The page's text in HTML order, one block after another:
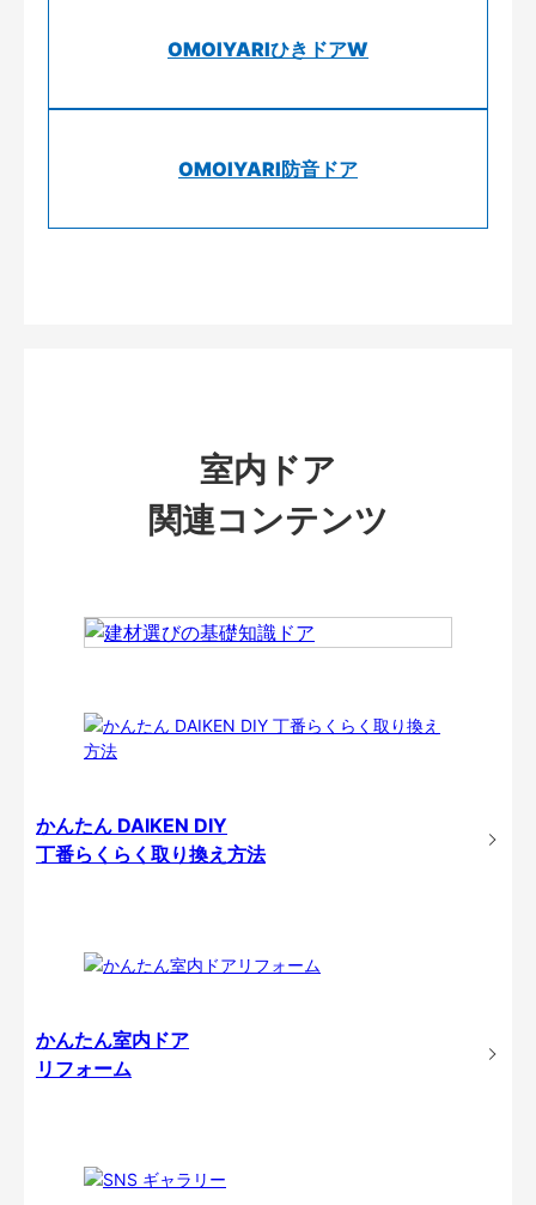
OMOIYARIひきドアW
OMOIYARI防音ドア
室内ドア
関連コンテンツ
かんたん DAIKEN DIY
丁番らくらく取り換え方法
かんたん室内ドア
リフォーム